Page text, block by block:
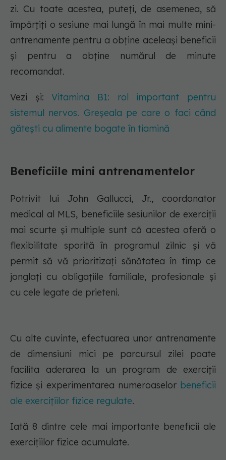
zi. Cu toate acestea, puteți, de asemenea, să
împărțiți o sesiune mai lungă în mai multe mini-
antrenamente pentru a obține aceleași beneficii
și pentru a obține numărul de minute
recomandat.
Vezi și:Vitamina B1: rol important pentru
sistemul nervos. Greșeala pe care o faci când
gătești cu alimente bogate în tiamină
Beneficiile mini antrenamentelor
Potrivit lui John Gallucci, Jr., coordonator
medical al MLS, beneficiile sesiunilor de exerciții
mai scurte și multiple sunt că acestea oferă o
flexibilitate sporită în programul zilnic și vă
permit să vă prioritizați sănătatea în timp ce
jonglați cu obligațiile familiale, profesionale și
cu cele legate de prieteni.
Cu alte cuvinte, efectuarea unor antrenamente
de dimensiuni mici pe parcursul zilei poate
facilita aderarea la un program de exerciții
fizice și experimentarea numeroaselor beneficii
ale exercițiilor fizice regulate.
Iată 8 dintre cele mai importante beneficii ale
exercițiilor fizice acumulate.